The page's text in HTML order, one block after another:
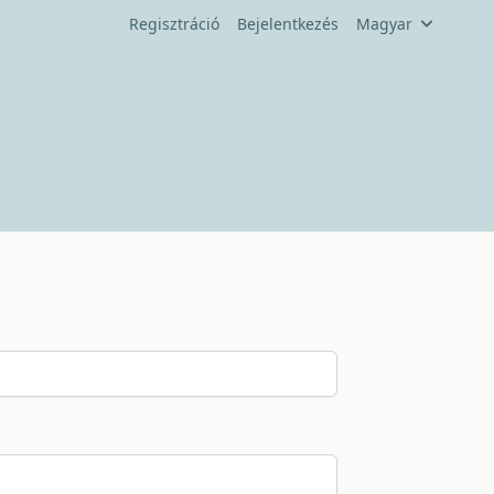
Regisztráció Bejelentkezés Magyar